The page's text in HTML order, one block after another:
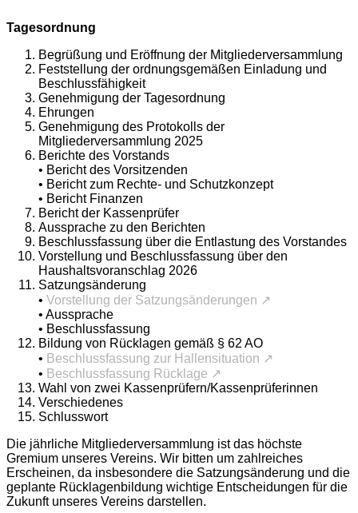
Tagesordnung
Begrüßung und Eröffnung der Mitgliederversammlung
Feststellung der ordnungsgemäßen Einladung und
Beschlussfähigkeit
Genehmigung der Tagesordnung
Ehrungen
Genehmigung des Protokolls der
Mitgliederversammlung 2025
Berichte des Vorstands
• Bericht des Vorsitzenden
• Bericht zum Rechte- und Schutzkonzept
• Bericht Finanzen
Bericht der Kassenprüfer
Aussprache zu den Berichten
Beschlussfassung über die Entlastung des Vorstandes
Vorstellung und Beschlussfassung über den
Haushaltsvoranschlag 2026
Satzungsänderung
• Vorstellung der Satzungsänderungen ↗
• Aussprache
• Beschlussfassung
Bildung von Rücklagen gemäß § 62 AO
• Beschlussfassung zur Hallensituation ↗
• Beschlussfassung Rücklage ↗
Wahl von zwei Kassenprüfern/Kassenprüferinnen
Verschiedenes
Schlusswort
Die jährliche Mitgliederversammlung ist das höchste
Gremium unseres Vereins. Wir bitten um zahlreiches
Erscheinen, da insbesondere die Satzungsänderung und die
geplante Rücklagenbildung wichtige Entscheidungen für die
Zukunft unseres Vereins darstellen.